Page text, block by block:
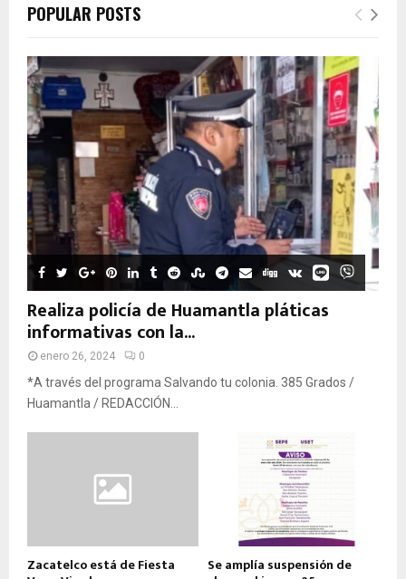
POPULAR POSTS
Realiza policía de Huamantla pláticas
informativas con la...
enero 26, 2024 0
*A través del programa Salvando tu colonia. 385 Grados /
Huamantla / REDACCIÓN...
Zacatelco está de Fiesta Se amplía suspensión de